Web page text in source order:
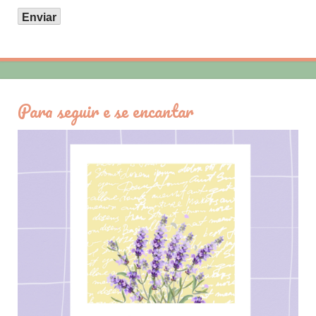
Para seguir e se encantar